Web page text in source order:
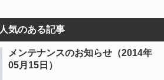
人気のある記事
メンテナンスのお知らせ（2014年
05月15日）